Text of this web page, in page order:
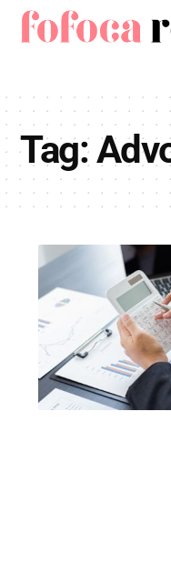
Tag: